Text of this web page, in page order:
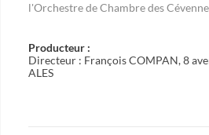
l'Orchestre de Chambre des
Producteur :
Directeur : François COMPAN, 8
ALES